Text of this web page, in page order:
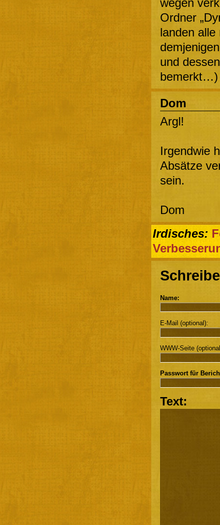
Ordner
landen
und
bemerkt…)
Dom
Argl!
Irgendwie
Absätze
sein.
Dom
Irdisches:
Name:
E-Mail (optional):
WWW-Seite
Passwort für
Text: